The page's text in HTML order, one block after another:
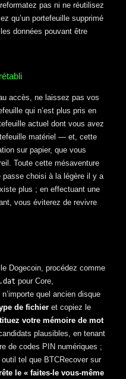
pas ni ne réutilisez
qu’un portefeuille supprimé
données pouvant être
accès, ne laissez pas vos
qui n’est plus pris en
actuel dont vous avez
matériel — et, cette
sur papier, que vous
Toute cette mésaventure
passe choisi à la légère il y a
plus ; en effectuant une
vous éviterez de revivre
Dogecoin, procédez comme
pour Core,
quel ancien disque
de fichier et copiez le
votre mémoire de mot
plausibles, en tenant
de codes PIN numériques ;
outil tel que BTCRecover sur
le « faites-le vous-même